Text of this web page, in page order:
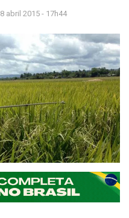
8 abril 2015 - 17h44